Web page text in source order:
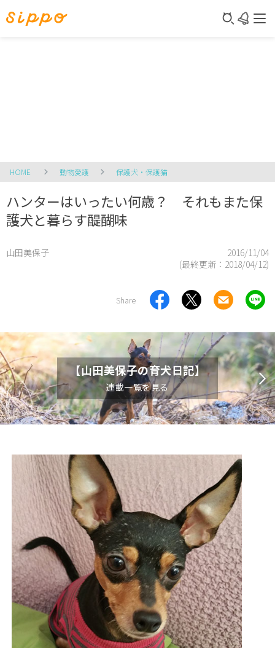
HOME 動物愛護 保護犬・保護猫
ハンターはいったい何歳？ それもまた保
護犬と暮らす醍醐味
山田美保子
2016/11/04
(最終更新： 2018/04/12)
Share
【山田美保子の育犬日記】
連載一覧を見る